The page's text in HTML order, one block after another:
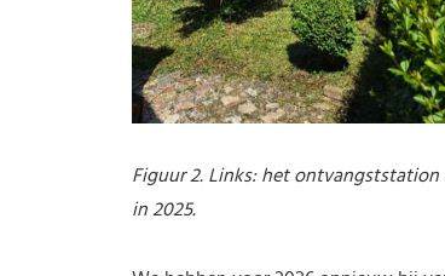
Figuur 2. Links: het
in 2025.